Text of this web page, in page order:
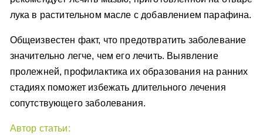
лука в растительном масле с добавлением парафина.
Общеизвестен факт, что предотвратить заболевание
значительно легче, чем его лечить. Выявление
пролежней, профилактика их образования на ранних
стадиях поможет избежать длительного лечения
сопутствующего заболевания.
Автор статьи: